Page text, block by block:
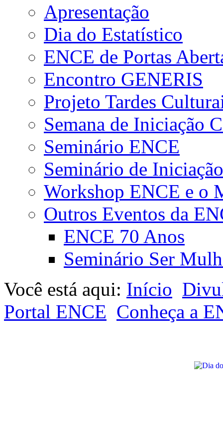
Apresentação
Dia do Estatístico
ENCE de Portas
Encontro GENERIS
Projeto Tardes
Semana de Iniciação
Seminário ENCE
Seminário de
Workshop ENCE e o
Outros Eventos da
ENCE 70 Anos
Seminário Ser
Você está aqui: Início
Portal ENCE Conheça a